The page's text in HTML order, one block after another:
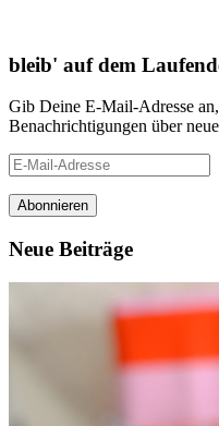
bleib' auf dem
Gib Deine E-Mail-Adresse
Benachrichtigungen über
E-
Mail-
Adresse
Neue Beiträge